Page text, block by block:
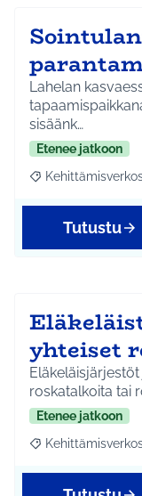
Lahelan
sisäänk…
Etenee jatkoon
Rajaa tulokset
Tutustu
yhteiset
roskatalkoita tai
Etenee jatkoon
Rajaa tulokset